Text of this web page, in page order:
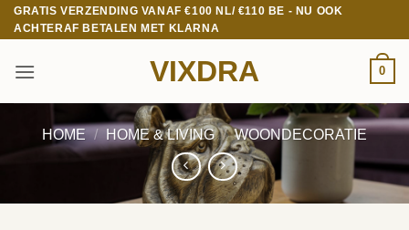
Ga
naar
GRATIS VERZENDING VANAF €100 NL/ €110 BE - NU OOK
ACHTERAF BETALEN MET KLARNA
VIXDRA 0
HOME / HOME & LIVING / WOONDECORATIE